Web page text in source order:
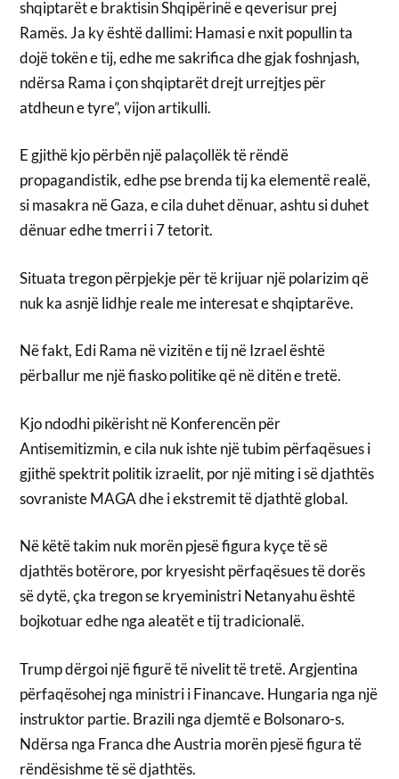
shqiptarët e braktisin Shqipërinë e qeverisur prej
Ramës. Ja ky është dallimi: Hamasi e nxit popullin ta
dojë tokën e tij, edhe me sakrifica dhe gjak foshnjash,
ndërsa Rama i çon shqiptarët drejt urrejtjes për
atdheun e tyre”, vijon artikulli.
E gjithë kjo përbën një palaçollëk të rëndë
propagandistik, edhe pse brenda tij ka elementë realë,
si masakra në Gaza, e cila duhet dënuar, ashtu si duhet
dënuar edhe tmerri i 7 tetorit.
Situata tregon përpjekje për të krijuar një polarizim që
nuk ka asnjë lidhje reale me interesat e shqiptarëve.
Në fakt, Edi Rama në vizitën e tij në Izrael është
përballur me një fiasko politike që në ditën e tretë.
Kjo ndodhi pikërisht në Konferencën për
Antisemitizmin, e cila nuk ishte një tubim përfaqësues i
gjithë spektrit politik izraelit, por një miting i së djathtës
sovraniste MAGA dhe i ekstremit të djathtë global.
Në këtë takim nuk morën pjesë figura kyçe të së
djathtës botërore, por kryesisht përfaqësues të dorës
së dytë, çka tregon se kryeministri Netanyahu është
bojkotuar edhe nga aleatët e tij tradicionalë.
Trump dërgoi një figurë të nivelit të tretë. Argjentina
përfaqësohej nga ministri i Financave. Hungaria nga një
instruktor partie. Brazili nga djemtë e Bolsonaro-s.
Ndërsa nga Franca dhe Austria morën pjesë figura të
rëndësishme të së djathtës.